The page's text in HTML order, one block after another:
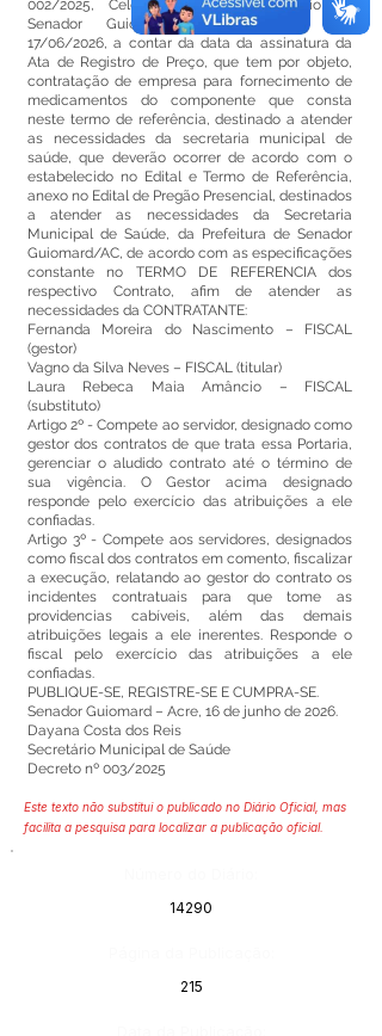
002/2025, Celebrado com o Município de
Senador Guiomard, com vigência até
17/06/2026, a contar da data da assinatura da
Ata de Registro de Preço, que tem por objeto,
contratação de empresa para fornecimento de
medicamentos do componente que consta
neste termo de referência, destinado a atender
as necessidades da secretaria municipal de
saúde, que deverão ocorrer de acordo com o
estabelecido no Edital e Termo de Referência,
anexo no Edital de Pregão Presencial, destinados
a atender as necessidades da Secretaria
Municipal de Saúde, da Prefeitura de Senador
Guiomard/AC, de acordo com as especificações
constante no TERMO DE REFERENCIA dos
respectivo Contrato, afim de atender as
necessidades da CONTRATANTE:
Fernanda Moreira do Nascimento – FISCAL
(gestor)
Vagno da Silva Neves – FISCAL (titular)
Laura Rebeca Maia Amâncio – FISCAL
(substituto)
Artigo 2º - Compete ao servidor, designado como
gestor dos contratos de que trata essa Portaria,
gerenciar o aludido contrato até o término de
sua vigência. O Gestor acima designado
responde pelo exercício das atribuições a ele
confiadas.
Artigo 3º - Compete aos servidores, designados
como fiscal dos contratos em comento, fiscalizar
a execução, relatando ao gestor do contrato os
incidentes contratuais para que tome as
providencias cabíveis, além das demais
atribuições legais a ele inerentes. Responde o
fiscal pelo exercício das atribuições a ele
confiadas.
PUBLIQUE-SE, REGISTRE-SE E CUMPRA-SE.
Senador Guiomard – Acre, 16 de junho de 2026.
Dayana Costa dos Reis
Secretário Municipal de Saúde
Decreto nº 003/2025
Este texto não substitui o publicado no Diário Oficial, mas
facilita a pesquisa para localizar a publicação oficial.
14290
215